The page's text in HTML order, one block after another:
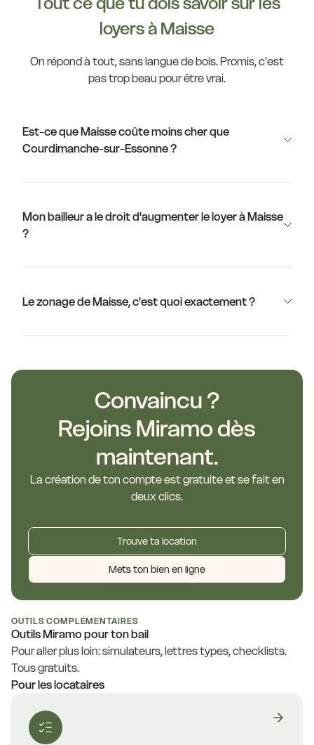
loyers à Maisse
On répond à tout, sans langue de bois. Promis, c'est
pas trop beau pour être vrai.
Est-ce que Maisse coûte moins cher que
Courdimanche-sur-Essonne ?
Mon bailleur a le droit d'augmenter le loyer à Maisse
?
Le zonage de Maisse, c'est quoi exactement ?
Convaincu ?
Rejoins Miramo dès
maintenant.
La création de ton compte est gratuite et se fait en
deux clics.
Trouve ta location
Mets ton bien en ligne
OUTILS COMPLÉMENTAIRES
Outils Miramo pour ton bail
Pour aller plus loin: simulateurs, lettres types, checklists.
Tous gratuits.
Pour les locataires